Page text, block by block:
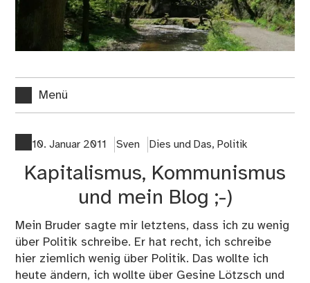
Menü
10. Januar 2011 Sven Dies und Das, Politik
Kapitalismus, Kommunismus
und mein Blog ;-)
Mein Bruder sagte mir letztens, dass ich zu wenig
über Politik schreibe. Er hat recht, ich schreibe
hier ziemlich wenig über Politik. Das wollte ich
heute ändern, ich wollte über Gesine Lötzsch und